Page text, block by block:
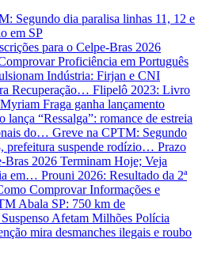
Segundo dia paralisa linhas 11, 12 e
em SP
para o Celpe-Bras 2026
Proficiência em Português
Indústria: Firjan e CNI
Recuperação… Flipelô 2023: Livro
Fraga ganha lançamento
lança “Ressalga”: romance de estreia
do… Greve na CPTM: Segundo
prefeitura suspende rodízio… Prazo
Bras 2026 Terminam Hoje; Veja
em… Prouni 2026: Resultado da 2ª
Comprovar Informações e
Abala SP: 750 km de
Afetam Milhões Polícia
mira desmanches ilegais e roubo